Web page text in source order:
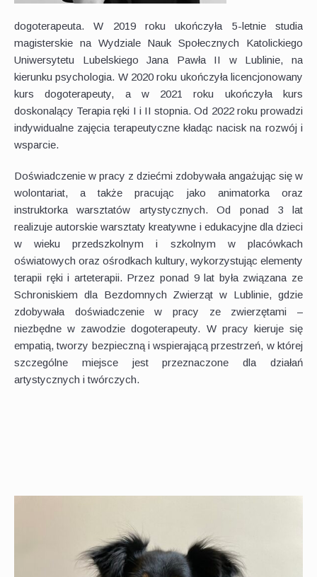
dogoterapeuta. W 2019 roku ukończyła 5-letnie studia
magisterskie na Wydziale Nauk Społecznych Katolickiego
Uniwersytetu Lubelskiego Jana Pawła II w Lublinie, na
kierunku psychologia. W 2020 roku ukończyła licencjonowany
kurs dogoterapeuty, a w 2021 roku ukończyła kurs
doskonalący Terapia ręki I i II stopnia. Od 2022 roku prowadzi
indywidualne zajęcia terapeutyczne kładąc nacisk na rozwój i
wsparcie.
Doświadczenie w pracy z dziećmi zdobywała angażując się w
wolontariat, a także pracując jako animatorka oraz
instruktorka warsztatów artystycznych. Od ponad 3 lat
realizuje autorskie warsztaty kreatywne i edukacyjne dla dzieci
w wieku przedszkolnym i szkolnym w placówkach
oświatowych oraz ośrodkach kultury, wykorzystując elementy
terapii ręki i arteterapii. Przez ponad 9 lat była związana ze
Schroniskiem dla Bezdomnych Zwierząt w Lublinie, gdzie
zdobywała doświadczenie w pracy ze zwierzętami –
niezbędne w zawodzie dogoterapeuty. W pracy kieruje się
empatią, tworzy bezpieczną i wspierającą przestrzeń, w której
szczególne miejsce jest przeznaczone dla działań
artystycznych i twórczych.